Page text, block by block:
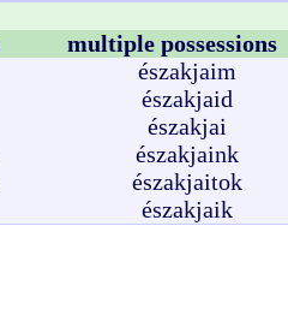
multiple possessions
északjaim
északjaid
északjai
északjaink
északjaitok
északjaik